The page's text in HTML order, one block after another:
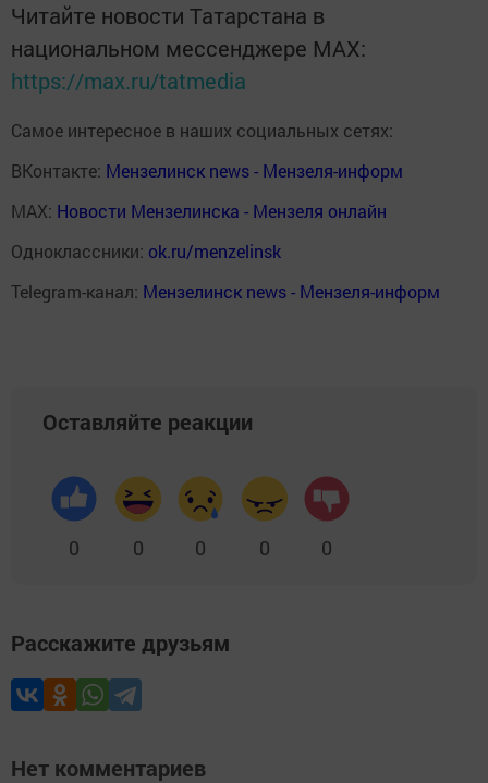
Читайте новости Татарстана в
национальном мессенджере MАХ:
https://max.ru/tatmedia
Самое интересное в наших социальных сетях:
ВКонтакте: Мензелинск news - Мензеля-информ
MAX: Новости Мензелинска - Мензеля онлайн
Одноклассники: ok.ru/menzelinsk
Telegram-канал: Мензелинск news - Мензеля-информ
Оставляйте реакции
0 0 0 0 0
Расскажите друзьям
Нет комментариев